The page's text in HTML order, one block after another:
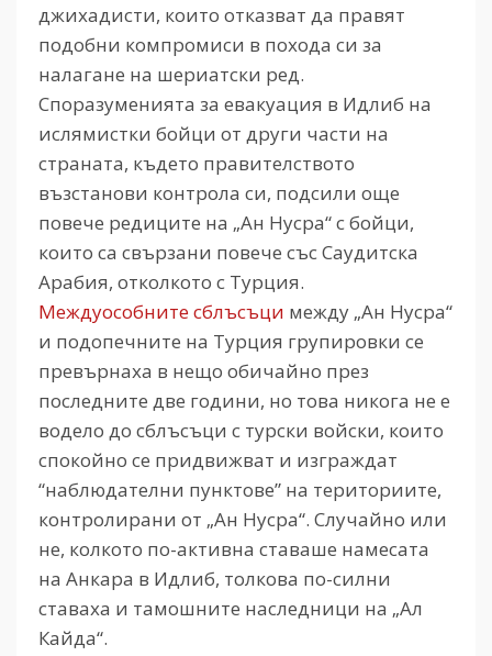
джихадисти, които отказват да правят
подобни компромиси в похода си за
налагане на шериатски ред.
Споразуменията за евакуация в Идлиб на
ислямистки бойци от други части на
страната, където правителството
възстанови контрола си, подсили още
повече редиците на „Ан Нусра“ с бойци,
които са свързани повече със Саудитска
Арабия, отколкото с Турция.
Междуособните сблъсъци между „Ан Нусра“
и подопечните на Турция групировки се
превърнаха в нещо обичайно през
последните две години, но това никога не е
водело до сблъсъци с турски войски, които
спокойно се придвижват и изграждат
“наблюдателни пунктове” на териториите,
контролирани от „Ан Нусра“. Случайно или
не, колкото по-активна ставаше намесата
на Анкара в Идлиб, толкова по-силни
ставаха и тамошните наследници на „Ал
Кайда“.